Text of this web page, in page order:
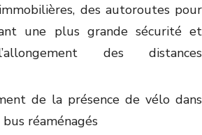
des autoroutes pour
une plus grande sécurité et
des distances
de la présence de vélo dans
réaménagés